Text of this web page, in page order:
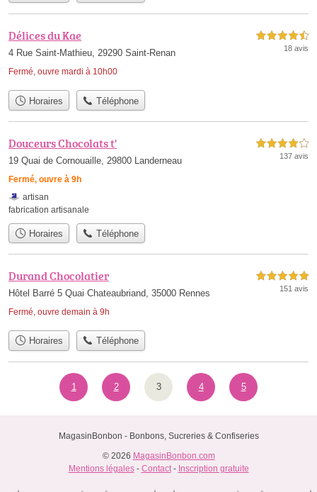
Délices du Kae
4 Rue Saint-Mathieu, 29290 Saint-Renan
Fermé, ouvre mardi à 10h00
4,5 étoiles sur 5
18 avis
Horaires Téléphone
Douceurs Chocolats t'
19 Quai de Cornouaille, 29800 Landerneau
Fermé, ouvre à 9h
4,0 étoiles sur 5
137 avis
artisan
fabrication artisanale
Horaires Téléphone
Durand Chocolatier
Hôtel Barré 5 Quai Chateaubriand, 35000 Rennes
Fermé, ouvre demain à 9h
5,0 étoiles sur 5
151 avis
Horaires Téléphone
1 2 3 4 5
MagasinBonbon - Bonbons, Sucreries & Confiseries
© 2026 MagasinBonbon.com
Mentions légales- Contact- Inscription gratuite